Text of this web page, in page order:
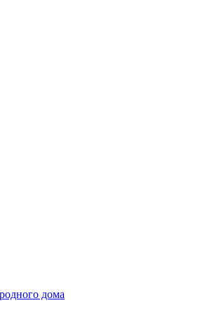
дома